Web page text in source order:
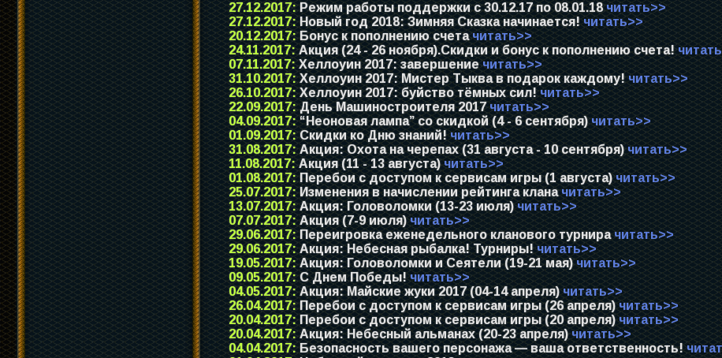
27.12.2017: Режим работы поддержки с 30.12.17 по 08.01.18читать>>
27.12.2017: Новый год 2018: Зимняя Сказка начинается! читать>>
20.12.2017: Бонус к пополнению счета читать>>
24.11.2017: Акция (24 - 26 ноября).Скидки и бонус к пополнению счета!
07.11.2017: Хеллоуин 2017: завершениечитать>>
31.10.2017: Хеллоуин 2017: Мистер Тыква в подарок каждому! читать>>
26.10.2017: Хеллоуин 2017: буйство тёмных сил! читать>>
22.09.2017: День Машиностроителя 2017читать>>
04.09.2017: “Неоновая лампа” со скидкой (4 - 6 сентября) читать>>
01.09.2017: Скидки ко Дню знаний! читать>>
31.08.2017: Акция: Охота на черепах (31 августа - 10 сентября) читать>>
11.08.2017: Акция (11 - 13 августа) читать>>
01.08.2017: Перебои с доступом к сервисам игры (1 августа) читать>>
25.07.2017: Изменения в начислении рейтинга кланачитать>>
13.07.2017: Акция: Головоломки (13-23 июля) читать>>
07.07.2017: Акция (7-9 июля)читать>>
29.06.2017: Переигровка еженедельного кланового турнира читать>>
29.06.2017: Акция: Небесная рыбалка! Турниры! читать>>
19.05.2017: Акция: Головоломки и Сеятели (19-21 мая) читать>>
09.05.2017: С Днем Победы! читать>>
04.05.2017: Акция: Майские жуки 2017 (04-14 апреля) читать>>
26.04.2017: Перебои с доступом к сервисам игры (26 апреля) читать>>
20.04.2017: Перебои с доступом к сервисам игры (20 апреля) читать>>
20.04.2017: Акция: Небесный альманах (20-23 апреля) читать>>
04.04.2017: Безопасность вашего персонажа — ваша ответственность!